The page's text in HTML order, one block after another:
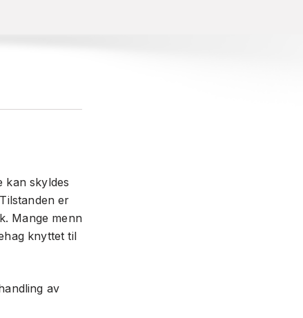
kan skyldes
er
Mange menn
knyttet til
av